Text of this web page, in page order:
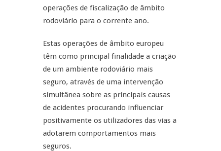
operações de fiscalização de âmbito
rodoviário para o corrente ano.
Estas operações de âmbito europeu
têm como principal finalidade a criação
de um ambiente rodoviário mais
seguro, através de uma intervenção
simultânea sobre as principais causas
de acidentes procurando influenciar
positivamente os utilizadores das vias a
adotarem comportamentos mais
seguros.